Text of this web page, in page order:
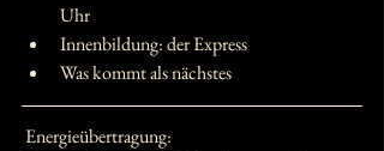
Uhr
Innenbildung: der Express
Was kommt als nächstes
Energieübertragung: